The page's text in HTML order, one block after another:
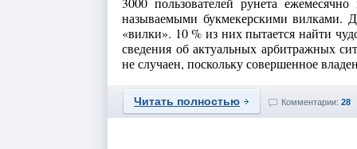
называемыми букмекерскими вилками.
«вилки». 10 % из них пытается найти
сведения об актуальных арбитражных
не случаен, поскольку совершенное
Читать полностью Комментарии: 28